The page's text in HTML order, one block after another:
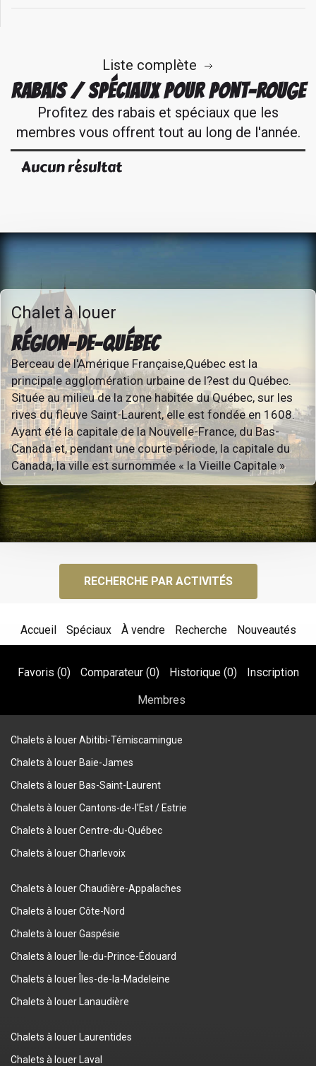
Liste complète
RABAIS / SPÉCIAUX POUR PONT-ROUGE
Profitez des rabais et spéciaux que les
membres vous offrent tout au long de l'année.
Aucun résultat
Chalet à louer
RÉGION-DE-QUÉBEC
Berceau de l'Amérique Française,Québec est la
principale agglomération urbaine de l?est du Québec.
Située au milieu de la zone habitée du Québec, sur les
rives du fleuve Saint-Laurent, elle est fondée en 1608.
Ayant été la capitale de la Nouvelle-France, du Bas-
Canada et, pendant une courte période, la capitale du
Canada, la ville est surnommée « la Vieille Capitale »
RECHERCHE PAR ACTIVITÉS
Accueil Spéciaux À vendre Recherche Nouveautés
Favoris (0) Comparateur (0) Historique (0) Inscription
Membres
Chalets à louer Abitibi-Témiscamingue
Chalets à louer Baie-James
Chalets à louer Bas-Saint-Laurent
Chalets à louer Cantons-de-l'Est / Estrie
Chalets à louer Centre-du-Québec
Chalets à louer Charlevoix
Chalets à louer Chaudière-Appalaches
Chalets à louer Côte-Nord
Chalets à louer Gaspésie
Chalets à louer Île-du-Prince-Édouard
Chalets à louer Îles-de-la-Madeleine
Chalets à louer Lanaudière
Chalets à louer Laurentides
Chalets à louer Laval